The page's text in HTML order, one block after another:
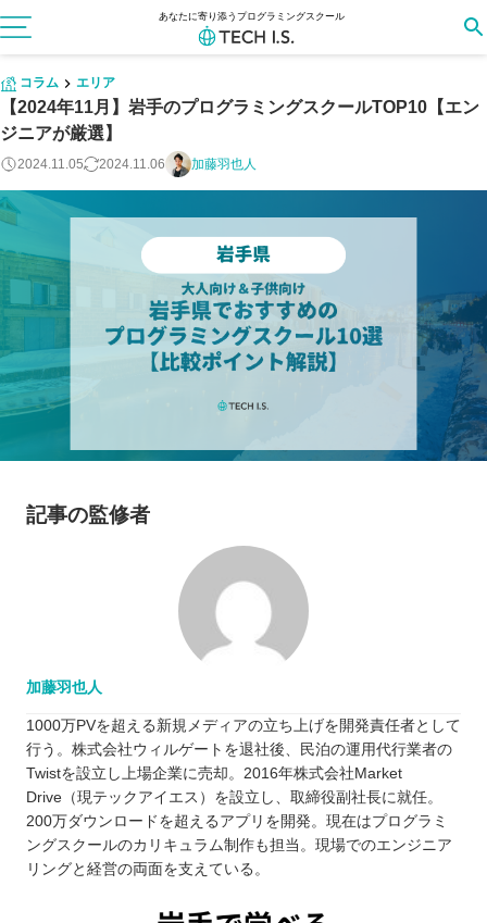
あなたに寄り添うプログラミングスクール
コラム エリア
【2024年11月】岩手のプログラミングスクールTOP10【エン
ジニアが厳選】
2024.11.05 2024.11.06 加藤羽也人
記事の監修者
加藤羽也人
1000万PVを超える新規メディアの立ち上げを開発責任者として
行う。株式会社ウィルゲートを退社後、民泊の運用代行業者の
Twistを設立し上場企業に売却。2016年株式会社Market
Drive（現テックアイエス）を設立し、取締役副社長に就任。
200万ダウンロードを超えるアプリを開発。現在はプログラミ
ングスクールのカリキュラム制作も担当。現場でのエンジニア
リングと経営の両面を支えている。